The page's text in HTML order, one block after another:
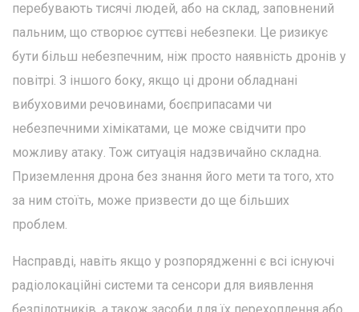
перебувають тисячі людей, або на склад, заповнений
пальним, що створює суттєві небезпеки. Це ризикує
бути більш небезпечним, ніж просто наявність дронів у
повітрі. З іншого боку, якщо ці дрони обладнані
вибуховими речовинами, боєприпасами чи
небезпечними хімікатами, це може свідчити про
можливу атаку. Тож ситуація надзвичайно складна.
Приземлення дрона без знання його мети та того, хто
за ним стоїть, може призвести до ще більших
проблем.
Насправді, навіть якщо у розпорядженні є всі існуючі
радіолокаційні системи та сенсори для виявлення